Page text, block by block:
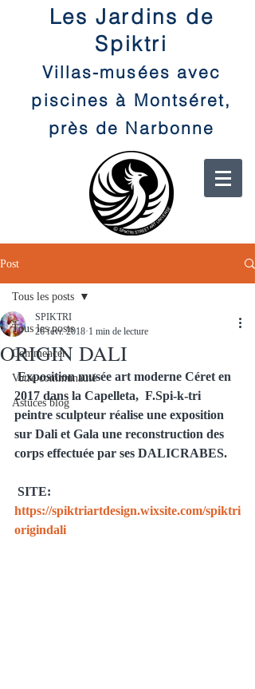
Les Jardins de
Spiktri
Villas-musées avec
piscines à Montséret,
près de Narbonne
Post
Tous les posts
Commencer
Votre communauté
Astuces blog
Tous les posts
ORIGIN DALI
SPIKTRI
26 févr. 2018 1 min de lecture
Exposition musée art moderne Céret en
2017 dans la Capelleta,  F.Spi-k-tri
peintre sculpteur réalise une exposition
sur Dali et Gala une reconstruction des
corps effectuée par ses DALICRABES.
SITE:
https://spiktriartdesign.wixsite.com/spiktri
origindali